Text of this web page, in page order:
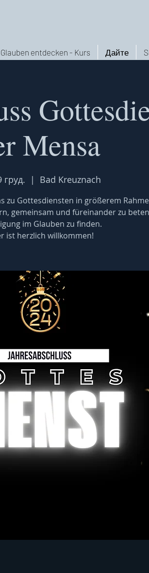
Дайте
entdecken - Kurs
Mensa
груд.
  |
Bad Kreuznach
zu Gottesdiensten in größerem
gemeinsam und füreinander zu
im Glauben zu finden.
ist herzlich willkommen!